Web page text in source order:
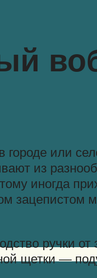
или
из
иногда
зацепистом
ручки от
щетки —